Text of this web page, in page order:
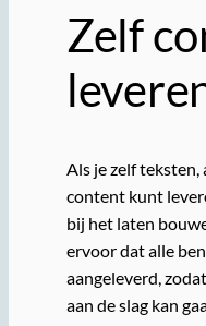
Zelf
Als je zelf
content kunt
bij het laten
ervoor dat alle
aangeleverd,
aan de slag kan